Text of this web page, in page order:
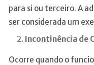
para si ou terceiro. A
ser considerada um
Incontinência de
Ocorre quando o